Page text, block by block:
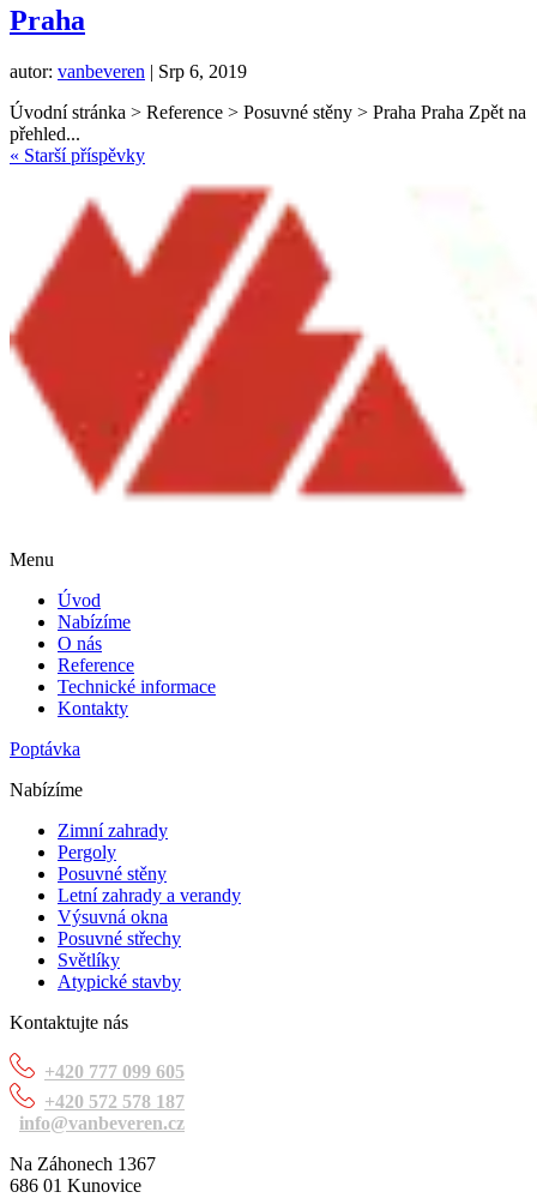
Praha
autor: vanbeveren | Srp 6, 2019
Úvodní stránka > Reference > Posuvné stěny > Praha Praha Zpět na
přehled...
« Starší příspěvky
Menu
Úvod
Nabízíme
O nás
Reference
Technické informace
Kontakty
Poptávka
Nabízíme
Zimní zahrady
Pergoly
Posuvné stěny
Letní zahrady a verandy
Výsuvná okna
Posuvné střechy
Světlíky
Atypické stavby
Kontaktujte nás
+420 777 099 605
+420 572 578 187
info@vanbeveren.cz
Na Záhonech 1367
686 01 Kunovice